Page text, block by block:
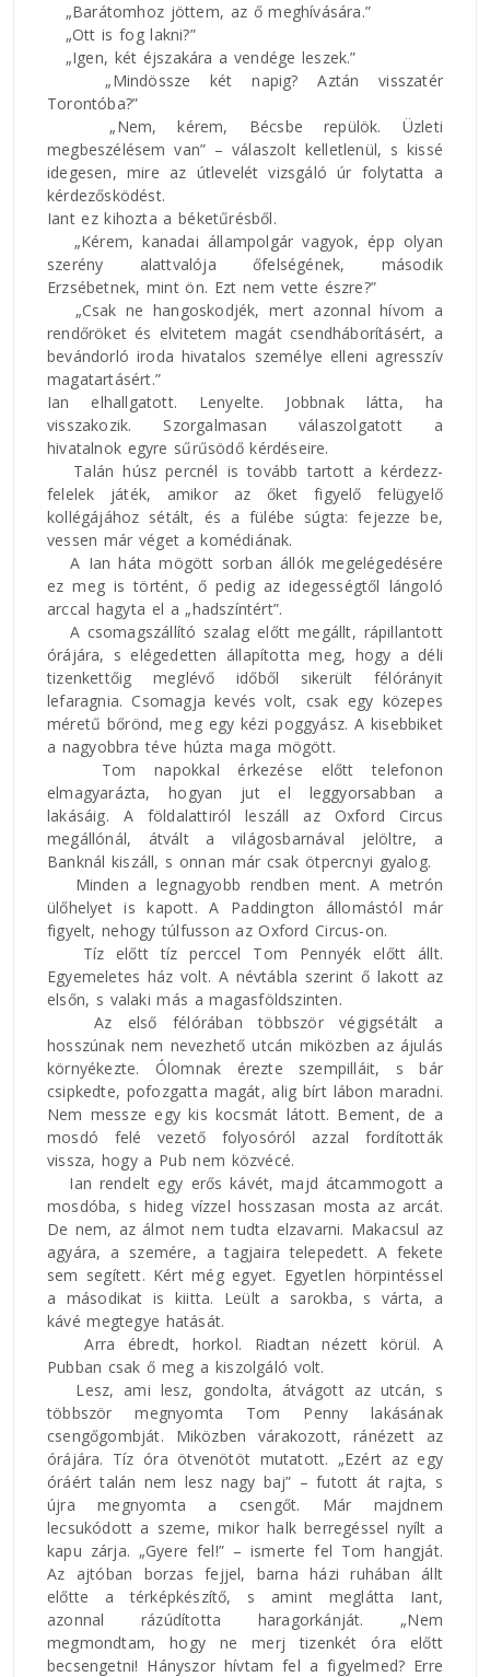
„Barátomhoz jöttem, az ő meghívására.”
„Ott is fog lakni?”
„Igen, két éjszakára a vendége leszek.”
„Mindössze két napig? Aztán visszatér
Torontóba?”
„Nem, kérem, Bécsbe repülök. Üzleti
megbeszélésem van” – válaszolt kelletlenül, s kissé
idegesen, mire az útlevelét vizsgáló úr folytatta a
kérdezősködést.
Iant ez kihozta a béketűrésből.
„Kérem, kanadai állampolgár vagyok, épp olyan
szerény alattvalója őfelségének, második
Erzsébetnek, mint ön. Ezt nem vette észre?”
„Csak ne hangoskodjék, mert azonnal hívom a
rendőröket és elvitetem magát csendháborításért, a
bevándorló iroda hivatalos személye elleni agresszív
magatartásért.”
Ian elhallgatott. Lenyelte. Jobbnak látta, ha
visszakozik. Szorgalmasan válaszolgatott a
hivatalnok egyre sűrűsödő kérdéseire.
Talán húsz percnél is tovább tartott a kérdezz-
felelek játék, amikor az őket figyelő felügyelő
kollégájához sétált, és a fülébe súgta: fejezze be,
vessen már véget a komédiának.
A Ian háta mögött sorban állók megelégedésére
ez meg is történt, ő pedig az idegességtől lángoló
arccal hagyta el a „hadszíntért”.
A csomagszállító szalag előtt megállt, rápillantott
órájára, s elégedetten állapította meg, hogy a déli
tizenkettőig meglévő időből sikerült félórányit
lefaragnia. Csomagja kevés volt, csak egy közepes
méretű bőrönd, meg egy kézi poggyász. A kisebbiket
a nagyobbra téve húzta maga mögött.
Tom napokkal érkezése előtt telefonon
elmagyarázta, hogyan jut el leggyorsabban a
lakásáig. A földalattiról leszáll az Oxford Circus
megállónál, átvált a világosbarnával jelöltre, a
Banknál kiszáll, s onnan már csak ötpercnyi gyalog.
Minden a legnagyobb rendben ment. A metrón
ülőhelyet is kapott. A Paddington állomástól már
figyelt, nehogy túlfusson az Oxford Circus-on.
Tíz előtt tíz perccel Tom Pennyék előtt állt.
Egyemeletes ház volt. A névtábla szerint ő lakott az
elsőn, s valaki más a magasföldszinten.
Az első félórában többször végigsétált a
hosszúnak nem nevezhető utcán miközben az ájulás
környékezte. Ólomnak érezte szempilláit, s bár
csipkedte, pofozgatta magát, alig bírt lábon maradni.
Nem messze egy kis kocsmát látott. Bement, de a
mosdó felé vezető folyosóról azzal fordították
vissza, hogy a Pub nem közvécé.
Ian rendelt egy erős kávét, majd átcammogott a
mosdóba, s hideg vízzel hosszasan mosta az arcát.
De nem, az álmot nem tudta elzavarni. Makacsul az
agyára, a szemére, a tagjaira telepedett. A fekete
sem segített. Kért még egyet. Egyetlen hörpintéssel
a másodikat is kiitta. Leült a sarokba, s várta, a
kávé megtegye hatását.
Arra ébredt, horkol. Riadtan nézett körül. A
Pubban csak ő meg a kiszolgáló volt.
Lesz, ami lesz, gondolta, átvágott az utcán, s
többször megnyomta Tom Penny lakásának
csengőgombját. Miközben várakozott, ránézett az
órájára. Tíz óra ötvenötöt mutatott. „Ezért az egy
óráért talán nem lesz nagy baj” – futott át rajta, s
újra megnyomta a csengőt. Már majdnem
lecsukódott a szeme, mikor halk berregéssel nyílt a
kapu zárja. „Gyere fel!” – ismerte fel Tom hangját.
Az ajtóban borzas fejjel, barna házi ruhában állt
előtte a térképkészítő, s amint meglátta Iant,
azonnal rázúdította haragorkánját. „Nem
megmondtam, hogy ne merj tizenkét óra előtt
becsengetni! Hányszor hívtam fel a figyelmed? Erre